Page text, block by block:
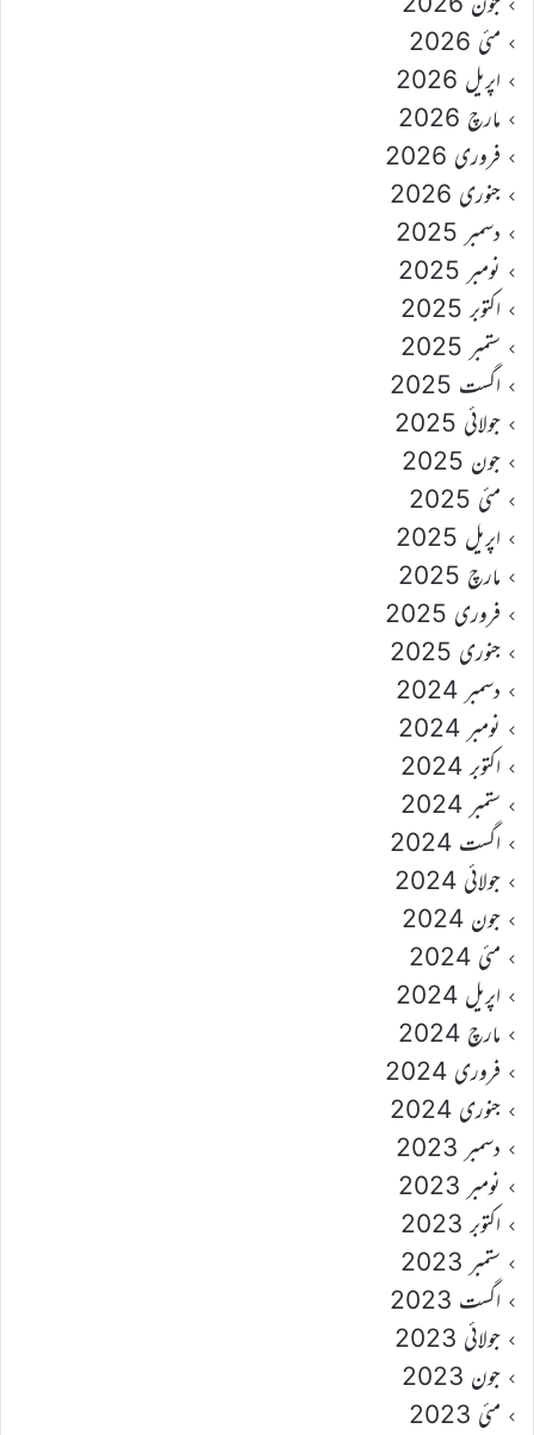
مئی 2026
اپریل 2026
مارچ 2026
فروری 2026
جنوری 2026
دسمبر 2025
نومبر 2025
اکتوبر 2025
ستمبر 2025
اگست 2025
جولائی 2025
جون 2025
مئی 2025
اپریل 2025
مارچ 2025
فروری 2025
جنوری 2025
دسمبر 2024
نومبر 2024
اکتوبر 2024
ستمبر 2024
اگست 2024
جولائی 2024
جون 2024
مئی 2024
اپریل 2024
مارچ 2024
فروری 2024
جنوری 2024
دسمبر 2023
نومبر 2023
اکتوبر 2023
ستمبر 2023
اگست 2023
جولائی 2023
جون 2023
مئی 2023